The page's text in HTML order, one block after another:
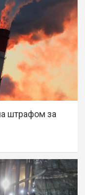
штрафом за